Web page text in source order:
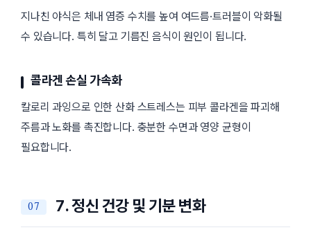
지나친 야식은 체내 염증 수치를 높여 여드름·트러블이 악화될
수 있습니다. 특히 달고 기름진 음식이 원인이 됩니다.
콜라겐 손실 가속화
칼로리 과잉으로 인한 산화 스트레스는 피부 콜라겐을 파괴해
주름과 노화를 촉진합니다. 충분한 수면과 영양 균형이
필요합니다.
7. 정신 건강 및 기분 변화